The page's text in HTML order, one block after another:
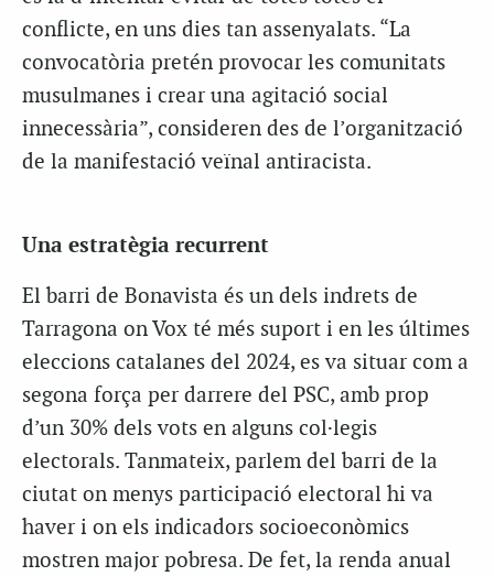
conflicte, en uns dies tan assenyalats. “La
convocatòria pretén provocar les comunitats
musulmanes i crear una agitació social
innecessària”, consideren des de l’organització
de la manifestació veïnal antiracista.
Una estratègia recurrent
El barri de Bonavista és un dels indrets de
Tarragona on Vox té més suport i en les últimes
eleccions catalanes del 2024, es va situar com a
segona força per darrere del PSC, amb prop
d’un 30% dels vots en alguns col·legis
electorals. Tanmateix, parlem del barri de la
ciutat on menys participació electoral hi va
haver i on els indicadors socioeconòmics
mostren major pobresa. De fet, la renda anual